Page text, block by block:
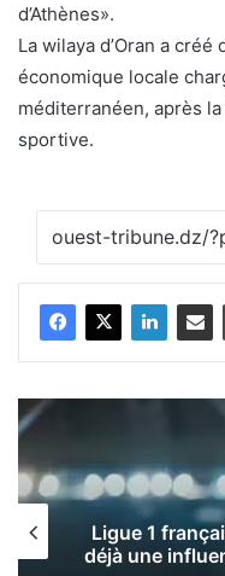
d’Athènes».
La wilaya d’Oran a
économique locale
méditerranéen, après
sportive.
Ligue 1
déjà une